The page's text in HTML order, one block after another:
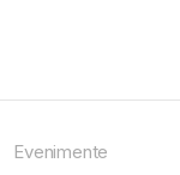
Evenimente